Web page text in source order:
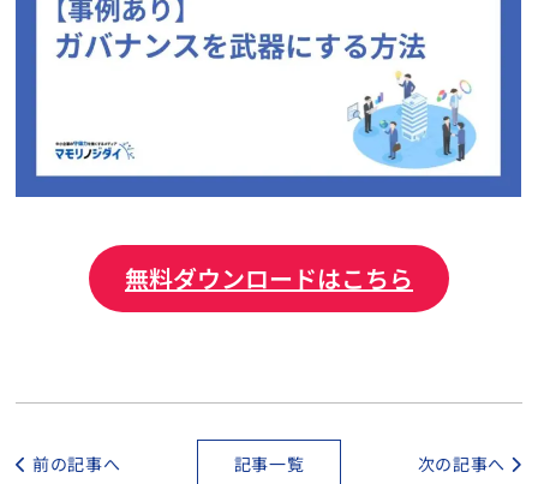
無料ダウンロードはこちら
前の記事へ 記事一覧 次の記事へ